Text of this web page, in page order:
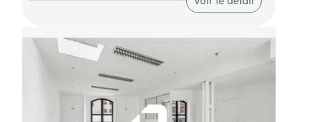
verts.
Metro Saint Georges (12) Bus Châteaudun -
Saint-Georges (BUS-74, BUS-40)